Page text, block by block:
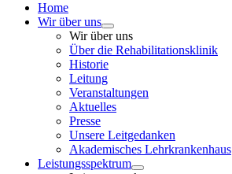
Home
Wir über uns
Wir über uns
Über die Rehabilitationsklinik
Historie
Leitung
Veranstaltungen
Aktuelles
Presse
Unsere Leitgedanken
Akademisches Lehrkrankenhaus
Leistungsspektrum